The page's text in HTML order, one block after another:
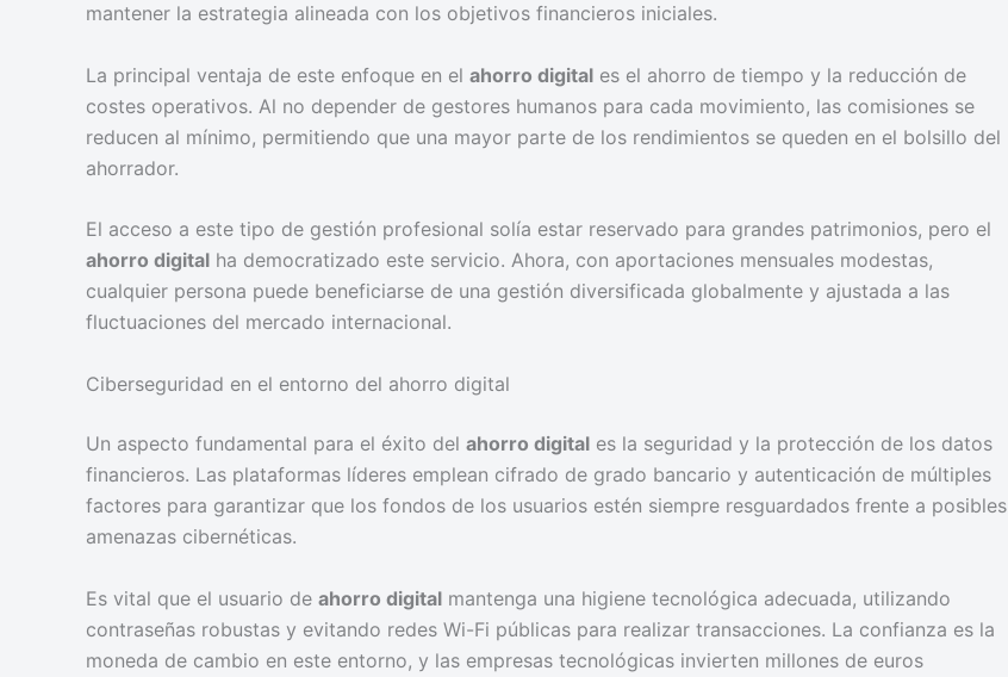
mantener la estrategia alineada con los objetivos financieros iniciales.
La principal ventaja de este enfoque en el ahorro digital es el ahorro de tiempo y la reducción de
costes operativos. Al no depender de gestores humanos para cada movimiento, las comisiones se
reducen al mínimo, permitiendo que una mayor parte de los rendimientos se queden en el bolsillo del
ahorrador.
El acceso a este tipo de gestión profesional solía estar reservado para grandes patrimonios, pero el
ahorro digital ha democratizado este servicio. Ahora, con aportaciones mensuales modestas,
cualquier persona puede beneficiarse de una gestión diversificada globalmente y ajustada a las
fluctuaciones del mercado internacional.
Ciberseguridad en el entorno del ahorro digital
Un aspecto fundamental para el éxito del ahorro digital es la seguridad y la protección de los datos
financieros. Las plataformas líderes emplean cifrado de grado bancario y autenticación de múltiples
factores para garantizar que los fondos de los usuarios estén siempre resguardados frente a posibles
amenazas cibernéticas.
Es vital que el usuario de ahorro digital mantenga una higiene tecnológica adecuada, utilizando
contraseñas robustas y evitando redes Wi-Fi públicas para realizar transacciones. La confianza es la
moneda de cambio en este entorno, y las empresas tecnológicas invierten millones de euros